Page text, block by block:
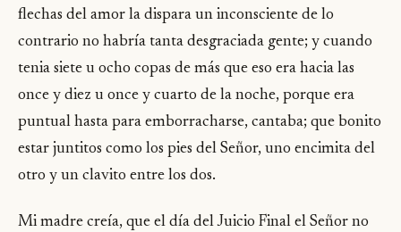
flechas del amor la dispara un inconsciente de lo
contrario no habría tanta desgraciada gente; y cuando
tenia siete u ocho copas de más que eso era hacia las
once y diez u once y cuarto de la noche, porque era
puntual hasta para emborracharse, cantaba; que bonito
estar juntitos como los pies del Señor, uno encimita del
otro y un clavito entre los dos.
Mi madre creía, que el día del Juicio Final el Señor no